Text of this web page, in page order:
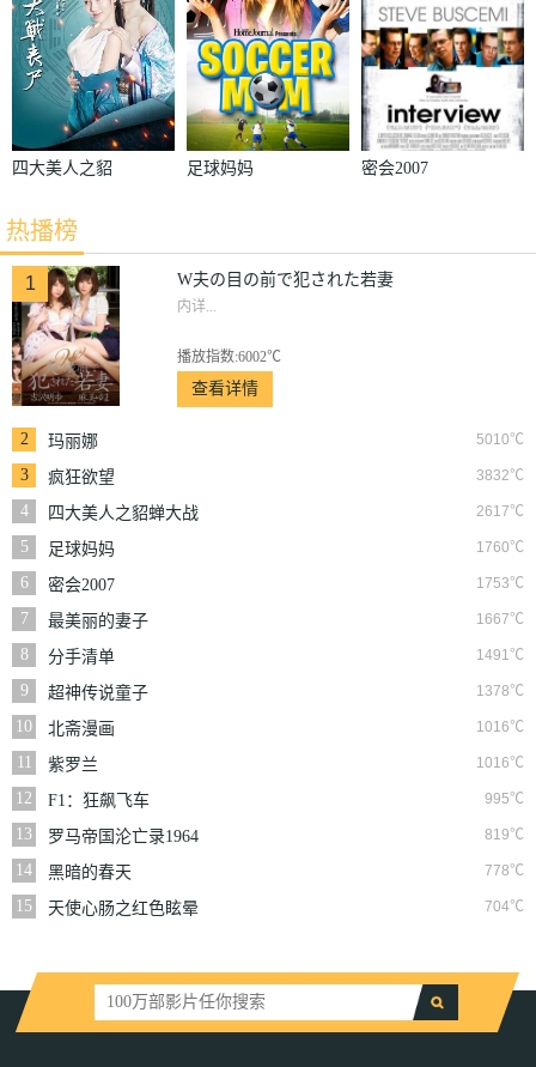
四大美人之貂
足球妈妈 密会2007
热播榜
1 W夫の目の前で犯された若妻
内详...
播放指数:6002℃
查看详情
2 5010℃
玛丽娜
3
3832℃
疯狂欲望
4
2617℃
四大美人之貂蝉大战
丧尸
5 1760℃
足球妈妈
6
1753℃
密会2007
7
1667℃
最美丽的妻子
8
1491℃
分手清单
9
1378℃
超神传说童子
10
1016℃
北斋漫画
11
1016℃
紫罗兰
12
995℃
F1：狂飙飞车
13
819℃
罗马帝国沦亡录1964
14
778℃
黑暗的春天
15
704℃
天使心肠之红色眩晕